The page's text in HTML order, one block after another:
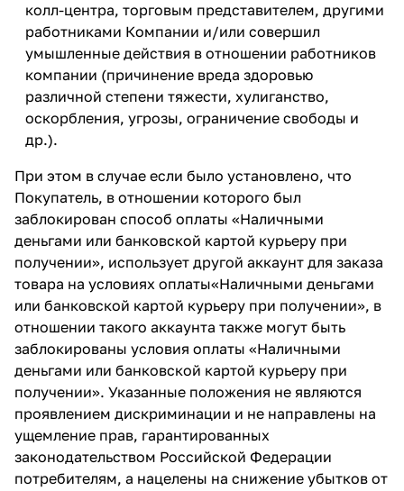
колл-центра, торговым представителем, другими
работниками Компании и/или совершил
умышленные действия в отношении работников
компании (причинение вреда здоровью
различной степени тяжести, хулиганство,
оскорбления, угрозы, ограничение свободы и
др.).
При этом в случае если было установлено, что
Покупатель, в отношении которого был
заблокирован способ оплаты «Наличными
деньгами или банковской картой курьеру при
получении», использует другой аккаунт для заказа
товара на условиях оплаты«Наличными деньгами
или банковской картой курьеру при получении», в
отношении такого аккаунта также могут быть
заблокированы условия оплаты «Наличными
деньгами или банковской картой курьеру при
получении». Указанные положения не являются
проявлением дискриминации и не направлены на
ущемление прав, гарантированных
законодательством Российской Федерации
потребителям, а нацелены на снижение убытков от